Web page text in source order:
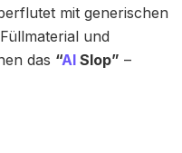
mit generischen
und
das “AI Slop” –